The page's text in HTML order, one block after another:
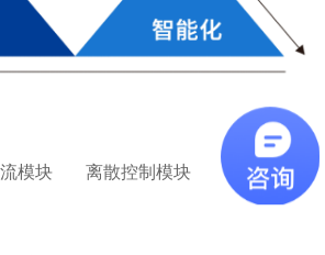
模块 离散控制模块